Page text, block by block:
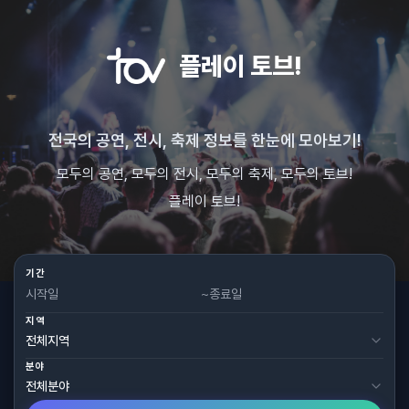
플레이 토브!
전국의 공연, 전시, 축제 정보를 한눈에 모아보기!
모두의 공연, 모두의 전시, 모두의 축제, 모두의 토브!
플레이 토브!
기간
~
지역
분야